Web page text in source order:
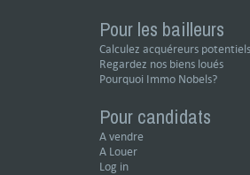
Pour les bailleurs
Calculez acquéreurs potentiels
Regardez nos biens loués
Pourquoi Immo Nobels?
Pour candidats
A vendre
A Louer
Log in